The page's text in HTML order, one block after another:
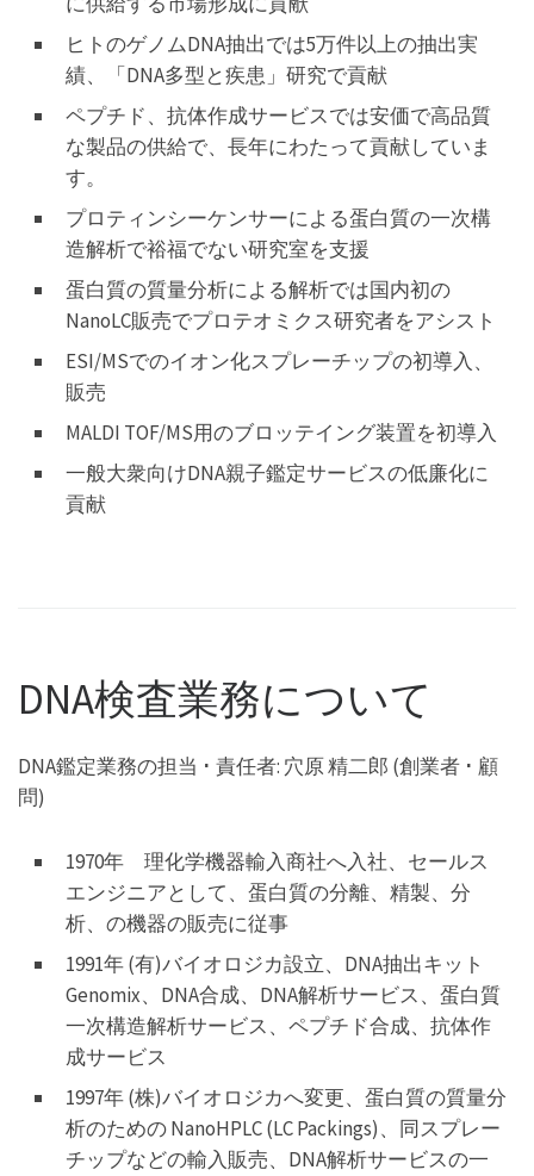
ヒトのゲノムDNA抽出では5万件以上の抽出実
績、「DNA多型と疾患」研究で貢献
ペプチド、抗体作成サービスでは安価で高品質
な製品の供給で、長年にわたって貢献していま
す。
プロティンシーケンサーによる蛋白質の一次構
造解析で裕福でない研究室を支援
蛋白質の質量分析による解析では国内初の
NanoLC販売でプロテオミクス研究者をアシスト
ESI/MSでのイオン化スプレーチップの初導入、
販売
MALDI TOF/MS用のブロッテイング装置を初導入
一般大衆向けDNA親子鑑定サービスの低廉化に
貢献
DNA検査業務について
DNA鑑定業務の担当 ･ 責任者: 穴原 精二郎 (創業者 ･ 顧
問)
1970年 理化学機器輸入商社へ入社、セールス
エンジニアとして、蛋白質の分離、精製、分
析、の機器の販売に従事
1991年 (有)バイオロジカ設立、DNA抽出キット
Genomix、DNA合成、DNA解析サービス、蛋白質
一次構造解析サービス、ペプチド合成、抗体作
成サービス
1997年 (株)バイオロジカへ変更、蛋白質の質量分
析のための NanoHPLC (LC Packings)、同スプレー
チップなどの輸入販売、DNA解析サービスの一